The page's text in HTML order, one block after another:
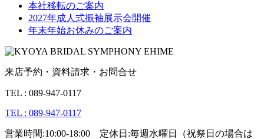
本社移転のご案内
2027年成人式振袖展示会開催
年末年始お休みのご案内
来店予約・資料請求・お問合せ
TEL : 089-947-0117
TEL : 089-947-0117
営業時間:10:00-18:00 定休日:毎週水曜日（祝祭日の場合は